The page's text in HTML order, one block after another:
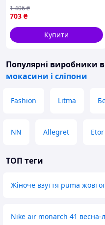
стильного вигляду
703 ₴
1 406₴
Купити
Популярні виробники
мокасини і сліпони
Fashion Litma
NN Allegret Etor
ТОП теги
Жіноче взуття puma
Nike air monarch 41 весна-